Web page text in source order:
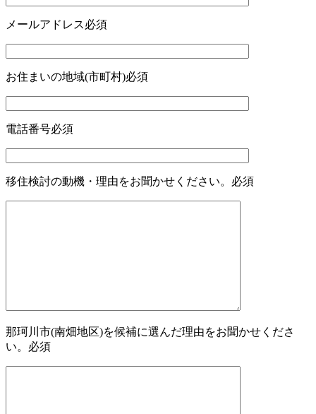
メールアドレス必須
お住まいの地域(市町村)必須
電話番号必須
移住検討の動機・理由をお聞かせください。 必須
那珂川市(南畑地区)を候補に選んだ理由をお聞かせくださ
い。 必須